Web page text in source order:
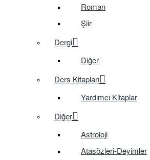
Roman
Şiir
Dergi
Diğer
Ders Kitapları
Yardımcı Kitaplar
Diğer
Astroloji
Atasözleri-Deyimler